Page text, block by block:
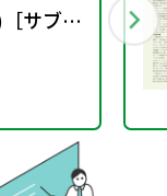
サブ・